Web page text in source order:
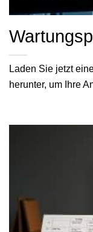
Laden Sie jetzt
herunter, um Ihre